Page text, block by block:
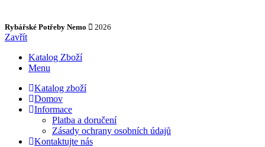
Rybářské Potřeby Nemo 2026
Zavřít
Katalog Zboží
Menu
Katalog zboží
Domov
Informace
Platba a doručení
Zásady ochrany osobních údajů
Kontaktujte nás